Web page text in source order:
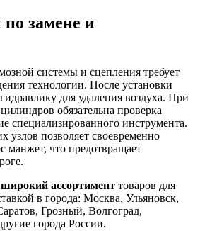
замене и
системы и сцепления требует
технологии. После установки
для удаления воздуха. При
обязательна проверка
специализированного инструмента.
узлов позволяет своевременно
манжет, что предотвращает
широкий ассортимент товаров для
в города: Москва, Ульяновск,
Грозный, Волгоград,
города России.